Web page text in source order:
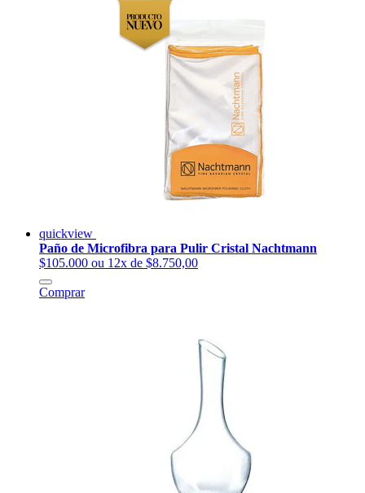
quickview
Paño de Microfibra para Pulir Cristal Nachtmann
$105.000 ou 12x de $8.750,00
Comprar